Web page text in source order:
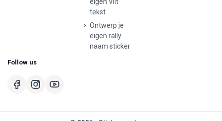
eigen Vilt
tekst
Ontwerp je
eigen rally
naam sticker
Follow us